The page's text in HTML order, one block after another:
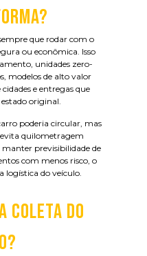
que rodar com o
ou econômica. Isso
unidades zero-
modelos de alto valor
e entregas que
original.
poderia circular, mas
quilometragem
manter previsibilidade de
com menos risco, o
logística do veículo.
COLETA DO